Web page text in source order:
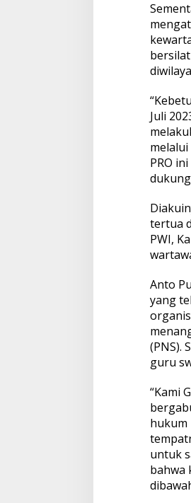
Juli
PRO
tertua
PWI,
Anto
yang
(PNS).
guru
“Kami
hukum
untuk
bahwa